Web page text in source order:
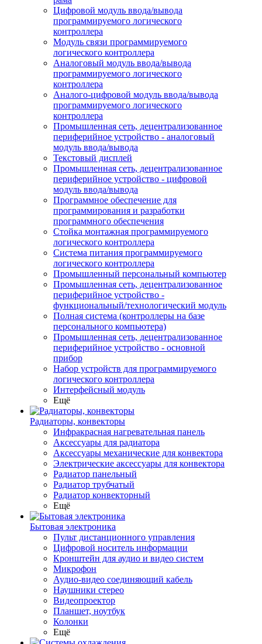
Цифровой модуль ввода/вывода
программируемого логического
контроллера
Модуль связи программируемого
логического контроллера
Аналоговый модуль ввода/вывода
программируемого логического
контроллера
Аналого-цифровой модуль ввода/вывода
программируемого логического
контроллера
Промышленная сеть, децентрализованное
периферийное устройство - аналоговый
модуль ввода/вывода
Текстовый дисплей
Промышленная сеть, децентрализованное
периферийное устройство - цифровой
модуль ввода/вывода
Программное обеспечение для
программирования и разработки
программного обеспечения
Стойка монтажная программируемого
логического контроллера
Система питания программируемого
логического контроллера
Промышленный персональный компьютер
Промышленная сеть, децентрализованное
периферийное устройство -
функциональный/технологический модуль
Полная система (контроллеры на базе
персонального компьютера)
Промышленная сеть, децентрализованное
периферийное устройство - основной
прибор
Набор устройств для программируемого
логического контроллера
Интерфейсный модуль
Ещё
Радиаторы, конвекторы
Инфракрасная нагревательная панель
Аксессуары для радиатора
Аксессуары механические для конвектора
Электрические аксессуары для конвектора
Радиатор панельный
Радиатор трубчатый
Радиатор конвекторный
Ещё
Бытовая электроника
Пульт дистанционного управления
Цифровой носитель информации
Кронштейн для аудио и видео систем
Микрофон
Аудио-видео соединяющий кабель
Наушники стерео
Видеопроектор
Планшет, ноутбук
Колонки
Ещё